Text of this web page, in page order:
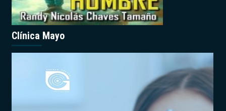
Clínica Mayo